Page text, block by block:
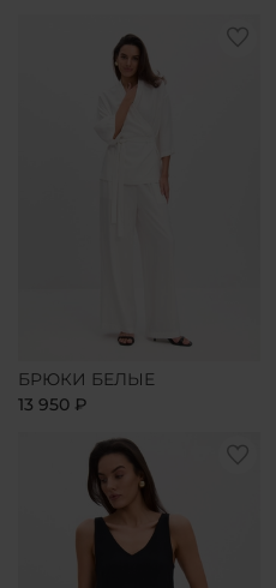
БРЮКИ БЕЛЫЕ
13 950 ₽